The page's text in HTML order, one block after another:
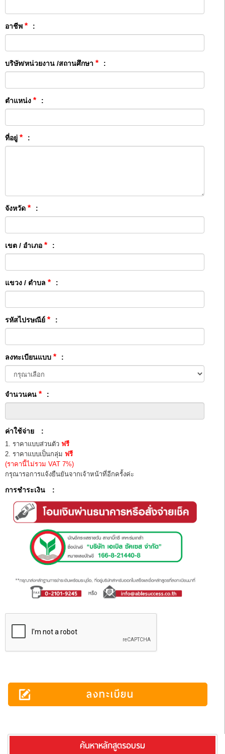
อาชีพ * :
บริษัท/หน่วยงาน /สถานศึกษา * :
ตำแหน่ง * :
ที่อยู่ * :
จังหวัด * :
เขต / อำเภอ * :
แขวง / ตำบล * :
รหัสไปรษณีย์ * :
ลงทะเบียนแบบ * :
จำนวนคน * :
ค่าใช้จ่าย :
1. ราคาแบบส่วนตัว ฟรี
2. ราคาแบบเป็นกลุ่ม ฟรี
(ราคานี้ไม่รวม VAT 7%)
กรุณารอการแจ้งยืนยันจากเจ้าหน้าที่อีกครั้งค่ะ
การชำระเงิน :
ลงทะเบียน
ค้นหาหลักสูตรอบรม